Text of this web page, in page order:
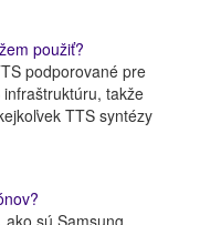
použiť?
podporované pre
takže
TTS syntézy
sú Samsung,